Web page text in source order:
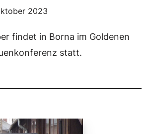
2023
findet in Borna im Goldenen
statt.